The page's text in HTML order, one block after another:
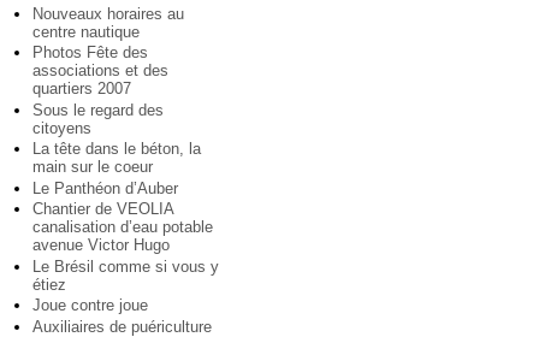
Nouveaux horaires au
centre nautique
Photos Fête des
associations et des
quartiers 2007
Sous le regard des
citoyens
La tête dans le béton, la
main sur le coeur
Le Panthéon d’Auber
Chantier de VEOLIA
canalisation d’eau potable
avenue Victor Hugo
Le Brésil comme si vous y
étiez
Joue contre joue
Auxiliaires de puériculture